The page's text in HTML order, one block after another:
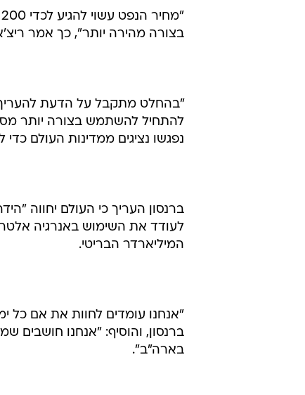
בצורה מהירה יותר", כך אמר
"בהחלט מתקבל על הדעת להעריך
להתחיל להשתמש בצורה יותר
נפגשו נציגים ממדינות העולם
ברנסון העריך כי העולם יחווה
לעודד את השימוש באנרגיה
המיליארדר הבריטי.
"אנחנו עומדים לחוות את אם כל
בארה"ב".